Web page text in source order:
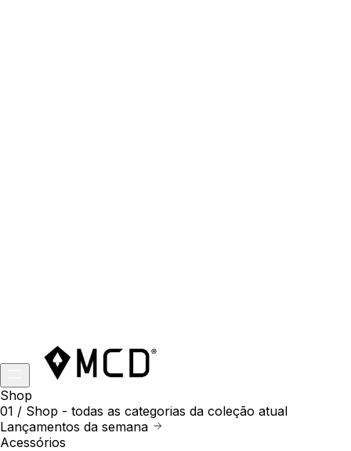
Shop
01 / Shop - todas as categorias da coleção atual
Lançamentos da semana
Acessórios